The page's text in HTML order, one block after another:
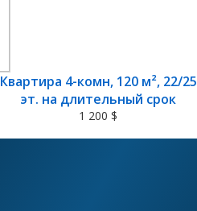
Квартира 4-комн, 120 м², 22/25
эт. на длительный срок
1 200 $